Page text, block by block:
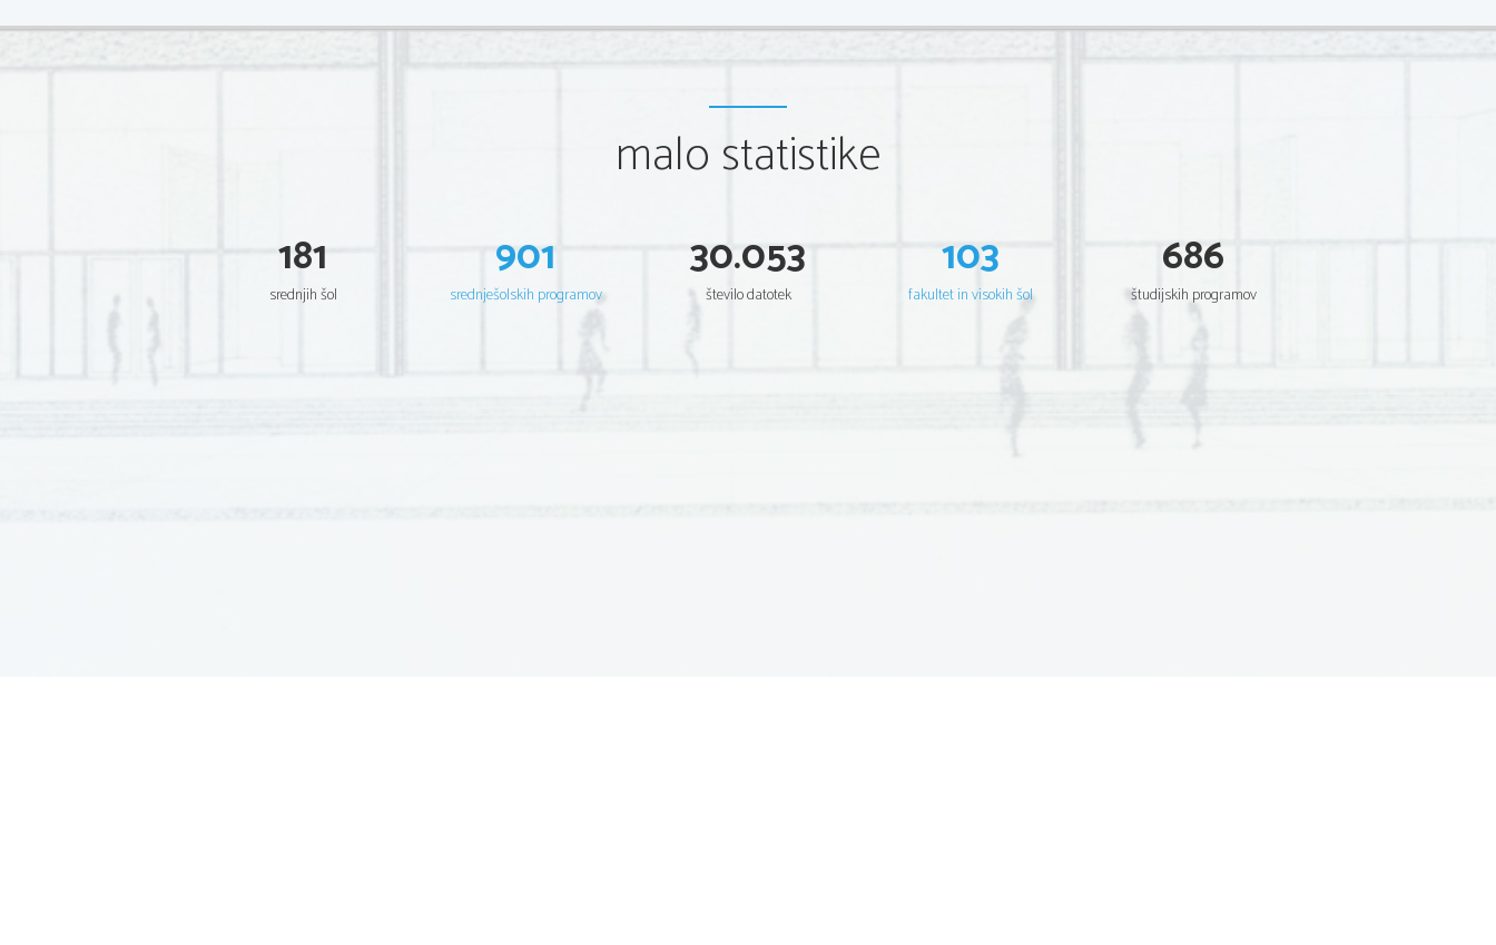
malo statistike
181
srednjih šol
901
srednješolskih programov
30.053
število datotek
103
fakultet in visokih šol
686
študijskih programov